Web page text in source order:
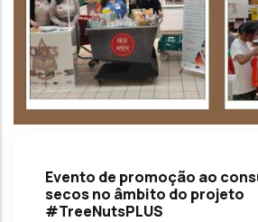
Evento de promoção ao
secos no âmbito do projeto
#TreeNutsPLUS